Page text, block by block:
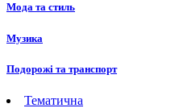
Мода та стиль
Музика
Подорожі та транспорт
Тематична